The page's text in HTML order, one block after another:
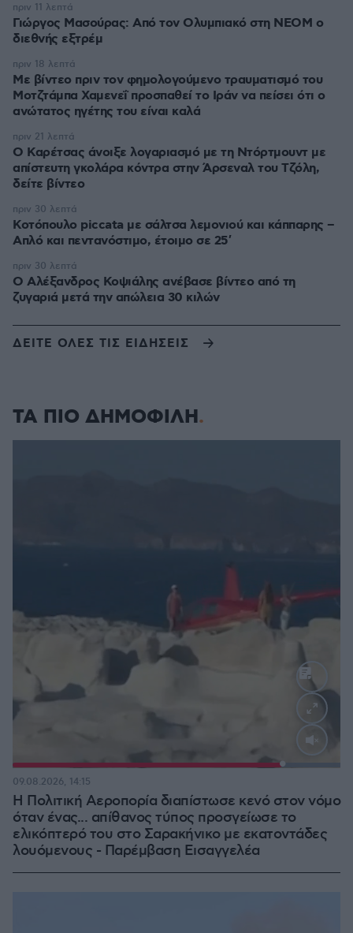
Γιώργος Μασούρας: Από τον Ολυμπιακό στη ΝΕΟΜ ο
διεθνής εξτρέμ
πριν 11 λεπτά
Με βίντεο πριν τον φημολογούμενο τραυματισμό του
Μοτζτάμπα Χαμενεΐ προσπαθεί το Ιράν να πείσει ότι ο
ανώτατος ηγέτης του είναι καλά
πριν 18 λεπτά
Ο Καρέτσας άνοιξε λογαριασμό με τη Ντόρτμουντ με
απίστευτη γκολάρα κόντρα στην Άρσεναλ του Τζόλη,
δείτε βίντεο
πριν 21 λεπτά
Κοτόπουλο piccata με σάλτσα λεμονιού και κάππαρης –
Απλό και πεντανόστιμο, έτοιμο σε 25′
πριν 30 λεπτά
Ο Αλέξανδρος Κοψιάλης ανέβασε βίντεο από τη
ζυγαριά μετά την απώλεια 30 κιλών
πριν 30 λεπτά
ΔΕΙΤΕ ΟΛΕΣ ΤΙΣ ΕΙΔΗΣΕΙΣ
ΤΑ ΠΙΟ ΔΗΜΟΦΙΛΗ
Loaded:
Η Πολιτική Αεροπορία διαπίστωσε κενό στον νόμο
όταν ένας... απίθανος τύπος προσγείωσε το
ελικόπτερό του στο Σαρακήνικο με εκατοντάδες
λουόμενους - Παρέμβαση Εισαγγελέα
09.08.2026, 14:15